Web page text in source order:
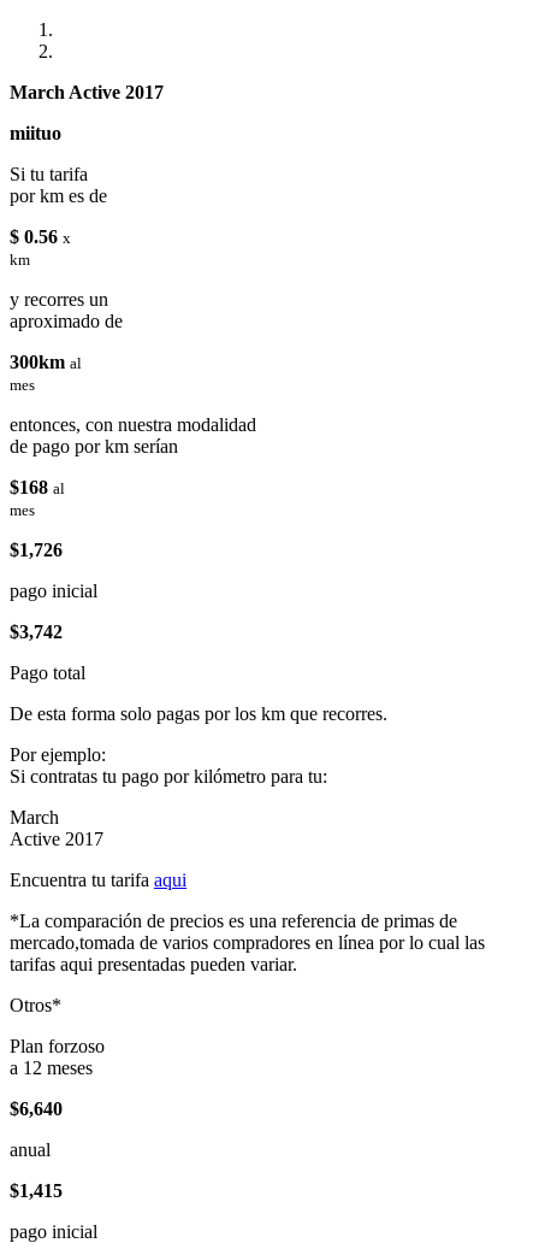
March Active 2017
miituo
Si tu tarifa
por km es de
$ 0.56 x
km
y recorres un
aproximado de
300km al
mes
entonces, con nuestra modalidad
de pago por km serían
$168 al
mes
$1,726
pago inicial
$3,742
Pago total
De esta forma solo pagas por los km que recorres.
Por ejemplo:
Si contratas tu pago por kilómetro para tu:
March
Active 2017
Encuentra tu tarifa aqui
*La comparación de precios es una referencia de primas de
mercado,tomada de varios compradores en línea por lo cual las
tarifas aqui presentadas pueden variar.
Otros*
Plan forzoso
a 12 meses
$6,640
anual
$1,415
pago inicial